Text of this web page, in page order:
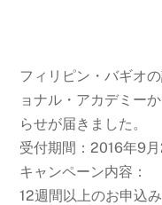
フィリピン・バギオ
ョナル・アカデミー
らせが届きました。
受付期間：2016年9
キャンペーン内容：
12週間以上のお申込